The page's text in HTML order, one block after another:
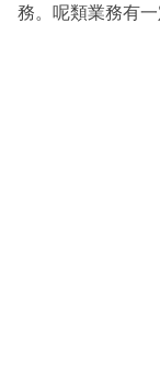
務。呢類業務有